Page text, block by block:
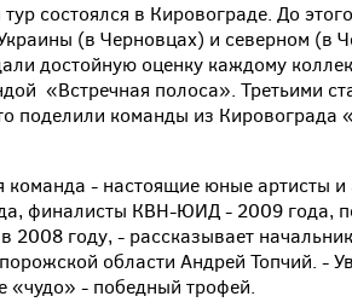
тур состоялся в Кировограде. До
(в Черновцах) и северном (в
достойную оценку каждому
«Встречная полоса». Третьими
поделили команды из
команда - настоящие юные артисты
финалисты КВН-ЮИД - 2009 года,
году, - рассказывает
области Андрей Топчий. -
«чудо» - победный трофей.